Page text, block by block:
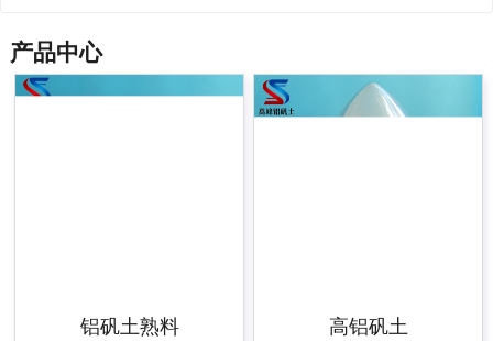
产品中心
铝矾土熟料 高铝矾土